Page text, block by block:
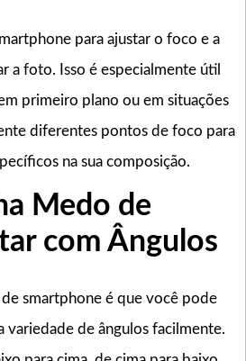
para ajustar o foco e a
a foto. Isso é especialmente útil
primeiro plano ou em situações
diferentes pontos de foco para
na sua composição.
Medo de
com Ângulos
smartphone é que você pode
variedade de ângulos facilmente.